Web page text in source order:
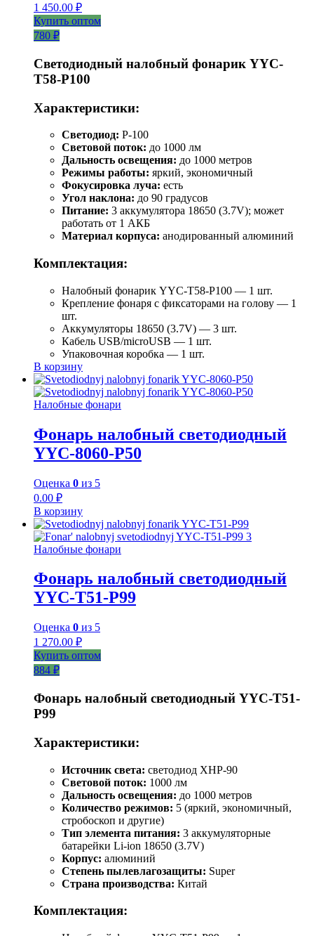
1 450.00 ₽
Купить оптом
780 ₽
Светодиодный налобный фонарик YYC-
T58-P100
Характеристики:
Светодиод: P-100
Световой поток: до 1000 лм
Дальность освещения: до 1000 метров
Режимы работы: яркий, экономичный
Фокусировка луча: есть
Угол наклона: до 90 градусов
Питание: 3 аккумулятора 18650 (3.7V); может
работать от 1 АКБ
Материал корпуса: анодированный алюминий
Комплектация:
Налобный фонарик YYC-T58-P100 — 1 шт.
Крепление фонаря с фиксаторами на голову — 1
шт.
Аккумуляторы 18650 (3.7V) — 3 шт.
Кабель USB/microUSB — 1 шт.
Упаковочная коробка — 1 шт.
В корзину
Налобные фонари
Фонарь налобный светодиодный
YYC-8060-P50
Оценка 0 из 5
0.00 ₽
В корзину
Налобные фонари
Фонарь налобный светодиодный
YYC-T51-P99
Оценка 0 из 5
1 270.00 ₽
Купить оптом
884 ₽
Фонарь налобный светодиодный YYC-T51-
P99
Характеристики:
Источник света: светодиод XHP-90
Световой поток: 1000 лм
Дальность освещения: до 1000 метров
Количество режимов: 5 (яркий, экономичный,
стробоскоп и другие)
Тип элемента питания: 3 аккумуляторные
батарейки Li-ion 18650 (3.7V)
Корпус: алюминий
Степень пылевлагозащиты: Super
Страна производства: Китай
Комплектация: